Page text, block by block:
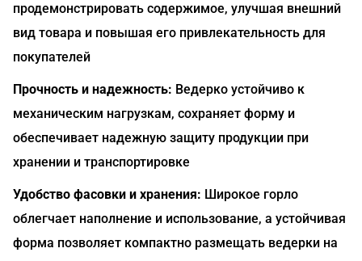
продемонстрировать содержимое, улучшая внешний
вид товара и повышая его привлекательность для
покупателей
Прочность и надежность: Ведерко устойчиво к
механическим нагрузкам, сохраняет форму и
обеспечивает надежную защиту продукции при
хранении и транспортировке
Удобство фасовки и хранения: Широкое горло
облегчает наполнение и использование, а устойчивая
форма позволяет компактно размещать ведерки на